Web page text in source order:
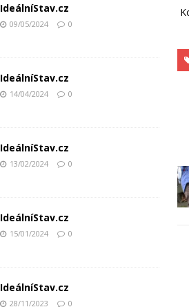
IdeálníStav.cz
09/05/2024 0
IdeálníStav.cz
14/04/2024 0
IdeálníStav.cz
13/02/2024 0
IdeálníStav.cz
15/01/2024 0
IdeálníStav.cz
28/11/2023 0